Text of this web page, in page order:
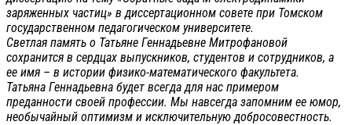
заряженных частиц» в диссертационном совете при Томском
государственном педагогическом университете.
Светлая память о Татьяне Геннадьевне Митрофановой
сохранится в сердцах выпускников, студентов и сотрудников, а
ее имя – в истории физико-математического факультета.
Татьяна Геннадьевна будет всегда для нас примером
преданности своей профессии. Мы навсегда запомним ее юмор,
необычайный оптимизм и исключительную добросовестность.